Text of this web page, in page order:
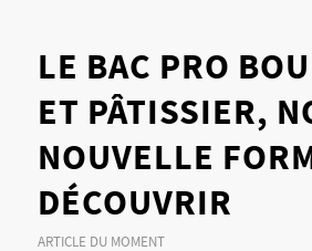
LE BAC PRO
ET PÂTISSIER,
NOUVELLE
DÉCOUVRIR
ARTICLE DU MOMENT